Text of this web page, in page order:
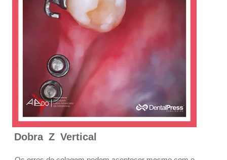
Dobra Z Vertical